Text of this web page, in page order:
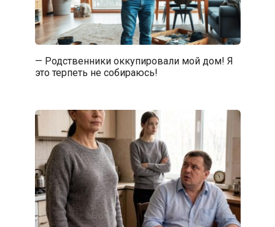
— Родственники оккупировали мой дом! Я
это терпеть не собираюсь!